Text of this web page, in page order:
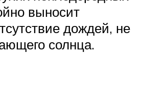
выносит
дождей, не
солнца.